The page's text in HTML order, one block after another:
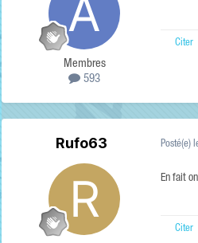
Membres
593
Citer
Rufo63 Posté(e)
En fait
Citer